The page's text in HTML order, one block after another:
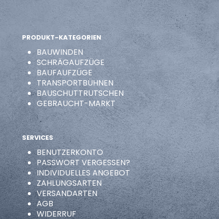
PRODUKT-KATEGORIEN
BAUWINDEN
SCHRÄGAUFZÜGE
BAUFAUFZÜGE
TRANSPORTBÜHNEN
BAUSCHUTTRUTSCHEN
GEBRAUCHT-MARKT
SERVICES
BENUTZERKONTO
PASSWORT VERGESSEN?
INDIVIDUELLES ANGEBOT
ZAHLUNGSARTEN
VERSANDARTEN
AGB
WIDERRUF